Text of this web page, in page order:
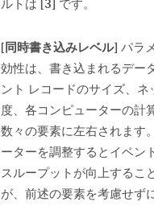
ルトは [3] です。
[同時書き込みレベル] パラ
効性は、書き込まれるデー
ント レコードのサイズ、ネ
度、各コンピューターの計
数々の要素に左右されます
ーターを調整するとイベン
スループットが向上するこ
が、前述の要素を考慮せず